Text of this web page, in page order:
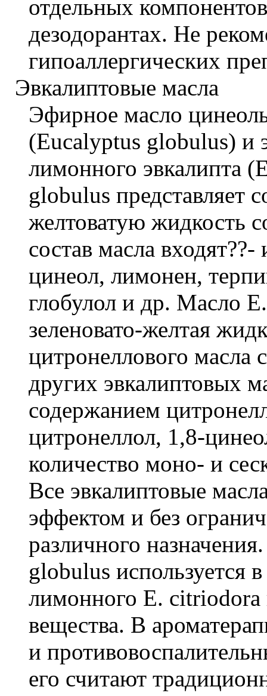
отдельных
дезодорантах. Не
гипоаллергических
Эвкалиптовые масла
Эфирное масло
(Eucalyptus globulus) и
лимонного эвкалипта
globulus представляет
желтоватую жидкость
состав масла
цинеол, лимонен,
глобулол и др. Масло
зеленовато-желтая
цитронеллового масла
других эвкалиптовых
содержанием
цитронеллол, 1,8-
количество моно- и
Все эвкалиптовые
эффектом и без
различного
globulus используется
лимонного E. citriodora
вещества. В
и
его считают